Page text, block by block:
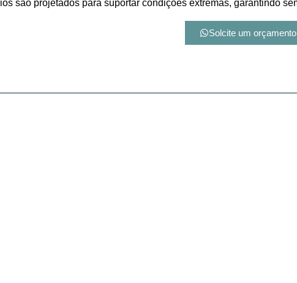
são projetados para suportar condições extremas, garantindo
Solcite um orçamento